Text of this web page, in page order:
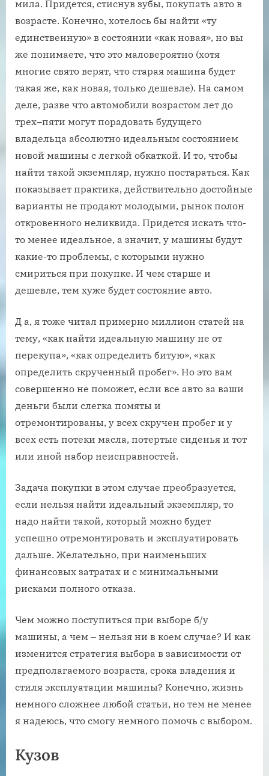
мила. Придется, стиснув зубы, покупать авто в
возрасте. Конечно, хотелось бы найти «ту
единственную» в состоянии «как новая», но вы
же понимаете, что это маловероятно (хотя
многие свято верят, что старая машина будет
такая же, как новая, только дешевле). На самом
деле, разве что автомобили возрастом лет до
трех–пяти могут порадовать будущего
владельца абсолютно идеальным состоянием
новой машины с легкой обкаткой. И то, чтобы
найти такой экземпляр, нужно постараться. Как
показывает практика, действительно достойные
варианты не продают молодыми, рынок полон
откровенного неликвида. Придется искать что-
то менее идеальное, а значит, у машины будут
какие-то проблемы, с которыми нужно
смириться при покупке. И чем старше и
дешевле, тем хуже будет состояние авто.
Д а, я тоже читал примерно миллион статей на
тему, «как найти идеальную машину не от
перекупа», «как определить битую», «как
определить скрученный пробег». Но это вам
совершенно не поможет, если все авто за ваши
деньги были слегка помяты и
отремонтированы, у всех скручен пробег и у
всех есть потеки масла, потертые сиденья и тот
или иной набор неисправностей.
Задача покупки в этом случае преобразуется,
если нельзя найти идеальный экземпляр, то
надо найти такой, который можно будет
успешно отремонтировать и эксплуатировать
дальше. Желательно, при наименьших
финансовых затратах и с минимальными
рисками полного отказа.
Чем можно поступиться при выборе б/у
машины, а чем – нельзя ни в коем случае? И как
изменится стратегия выбора в зависимости от
предполагаемого возраста, срока владения и
стиля эксплуатации машины? Конечно, жизнь
немного сложнее любой статьи, но тем не менее
я надеюсь, что смогу немного помочь с выбором.
Кузов